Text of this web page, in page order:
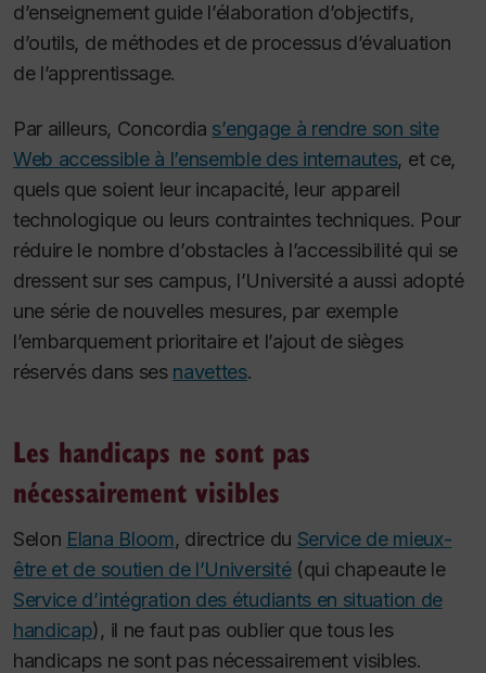
d’enseignement guide l’élaboration d’objectifs,
d’outils, de méthodes et de processus d’évaluation
de l’apprentissage.
Par ailleurs, Concordia s’engage à rendre son site
Web accessible à l’ensemble des internautes, et ce,
quels que soient leur incapacité, leur appareil
technologique ou leurs contraintes techniques. Pour
réduire le nombre d’obstacles à l’accessibilité qui se
dressent sur ses campus, l’Université a aussi adopté
une série de nouvelles mesures, par exemple
l’embarquement prioritaire et l’ajout de sièges
réservés dans ses navettes.
Les handicaps ne sont pas
nécessairement visibles
Selon Elana Bloom, directrice du Service de mieux-
être et de soutien de l’Université(qui chapeaute le
Service d’intégration des étudiants en situation de
handicap), il ne faut pas oublier que tous les
handicaps ne sont pas nécessairement visibles.